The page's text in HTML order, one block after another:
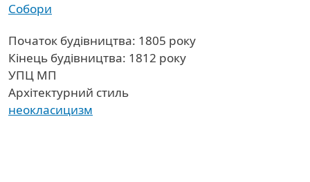
Собори
Початок будівництва: 1805 року
Кінець будівництва: 1812 року
УПЦ МП
Архітектурний стиль
неокласицизм